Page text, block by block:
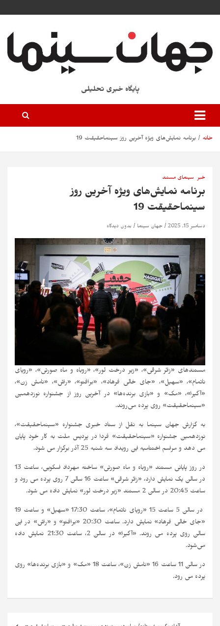
پایگاه خبری تحلیلی
خانه برنامه نمایش‌های ویژه آخرین روز سینماحقیقت 19
خبر سینمای مستند
برنامه نمایش‌های ویژه آخرین روز
سینماحقیقت 19
دسامبر 15, 2025 جهان سینما بدون دیدگاه
مستندهای «زائر شرقی»، «زیر درخت لور»، «روباه و ماه صورتی»، «رویای
ناتمام»، «سهیل»، «جای خالی فرهاد»، «برافتو»، «راش»، «نامش زن»،
«آگیرا»، «مک» و «بازی برنده‌ها» در آخرین روز از جشنواره نوزدهمین
«سینماحقیقت» روی پرده می‌روند.
به گزارش جهان سینما به نقل از ستاد خبری جشنواره «سینماحقیقت»،
نوزدهمین جشنواره «سینماحقیقت» فردا در پردیس ملت به کار خود پایان
می دهد و مراسم اختتامیه این رویداد سه شنبه 25 آذر برگزار می شود.
در روز پایانی مستند «روباه و ماه صورتی» ساخته مهرداد اسکویی، ساعت 13
در سالن یک نمایش دارد، «زائر شرقی» ساعت 16 سالن 7 روی پرده می رود و
ساعت 20:45 در سالن 2 مستند «زیر درخت لور» نمایش داده می شود.
در سالن 5 ساعت 15 «رویای ناتمام»، ساعت 17:30 «سهیل» و ساعت 19
«جای خالی فرهاد» نمایش دارد. ساعت 20:30 «برافتو» و «راش» در این
سالن روی پرده می روند. «آگیرا» در سالن 2، ساعت 21:30 نمایش داده
می‌شود.
در سالن 11 ساعت 16 «نامش زن»، ساعت 18 «مک» و «بازی برنده‌ها» روی
پرده می رود.